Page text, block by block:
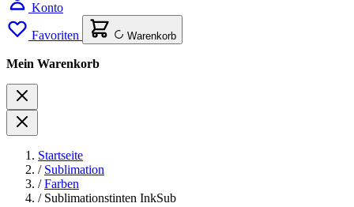
Konto
Favoriten Warenkorb
Mein Warenkorb
Startseite
/ Sublimation
/ Farben
/ Sublimationstinten InkSub